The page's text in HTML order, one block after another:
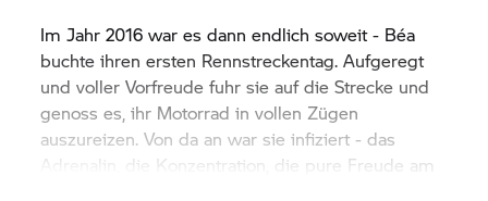
Im Jahr 2016 war es dann endlich soweit - Béa
buchte ihren ersten Rennstreckentag. Aufgeregt
und voller Vorfreude fuhr sie auf die Strecke und
genoss es, ihr Motorrad in vollen Zügen
auszureizen. Von da an war sie infiziert - das
Adrenalin, die Konzentration, die pure Freude am